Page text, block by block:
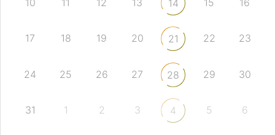
10 11 12 13 14 15 16
17 18 19 20 21 22 23
24 25 26 27 28 29 30
31 1 2 3 4 5 6